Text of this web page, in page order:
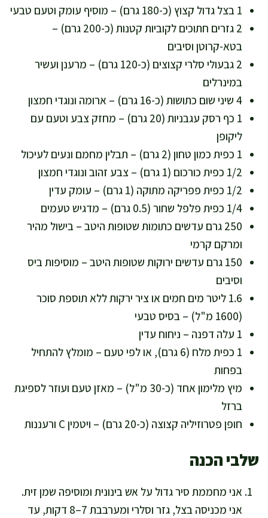
1 בצל גדול קצוץ (כ-180 גרם) – מוסיף עומק וטעם טבעי
2 גזרים חתוכים לקוביות קטנות (כ-200 גרם) –
בטא-קרוטן וסיבים
2 גבעולי סלרי קצוצים (כ-120 גרם) – מרענן ועשיר
במינרלים
4 שיני שום כתושות (כ-16 גרם) – ארומה ונוגדי חמצון
1 כף רסק עגבניות (20 גרם) – מחזק צבע וטעם עם
ליקופן
1 כפית כמון טחון (2 גרם) – תבלין מחמם ונעים לעיכול
1/2 כפית כורכום (1 גרם) – צבע זהוב ונוגדי חמצון
1/2 כפית פפריקה מתוקה (1 גרם) – עומק עדין
1/4 כפית פלפל שחור (0.5 גרם) – מדגיש טעמים
250 גרם עדשים כתומות שטופות היטב – בישול מהיר
ומרקם קרמי
150 גרם עדשים ירוקות שטופות היטב – מוסיפות ביס
וסיבים
1.6 ליטר מים חמים או ציר ירקות ללא תוספת סוכר
(1600 מ"ל) – בסיס טבעי
1 עלה דפנה – ניחוח עדין
1 כפית מלח (6 גרם), או לפי טעם – מומלץ להתחיל
בפחות
מיץ מלימון אחד (כ-30 מ"ל) – מאזן טעם ועוזר לספיגת
ברזל
חופן פטרוזיליה קצוצה (כ-20 גרם) – ויטמין C ורעננות
שלבי הכנה
אני מחממת סיר גדול על אש בינונית ומוסיפה שמן זית.
אני מכניסה בצל, גזר וסלרי ומערבבת 7–8 דקות, עד